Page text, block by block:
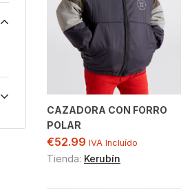
CAZADORA CON FORRO
POLAR
€52.99 IVA Incluído
Tienda: Kerubín